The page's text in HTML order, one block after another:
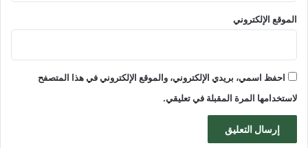
الموقع الإلكتروني
احفظ اسمي، بريدي الإلكتروني، والموقع الإلكتروني في هذا المتصفح
لاستخدامها المرة المقبلة في تعليقي.